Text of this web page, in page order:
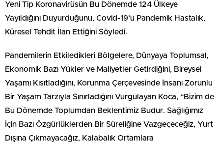
Yeni Tip Koronavirüsün Bu Dönemde 124 Ülkeye
Yayıldığını Duyurduğunu, Covid-19’u Pandemik Hastalık,
Küresel Tehdit İlan Ettiğini Söyledi.
Pandemilerin Etkiledikleri Bölgelere, Dünyaya Toplumsal,
Ekonomik Bazı Yükler ve Maliyetler Getirdiğini, Bireysel
Yaşamı Kısıtladığını, Korunma Çerçevesinde İnsanı Zorunlu
Bir Yaşam Tarzıyla Sınırladığını Vurgulayan Koca, “Bizim de
Bu Dönemde Toplumdan Beklentimiz Budur. Sağlığımız
İçin Bazı Özgürlüklerden Bir Süreliğine Vazgeçeceğiz, Yurt
Dışına Çıkmayacağız, Kalabalık Ortamlara